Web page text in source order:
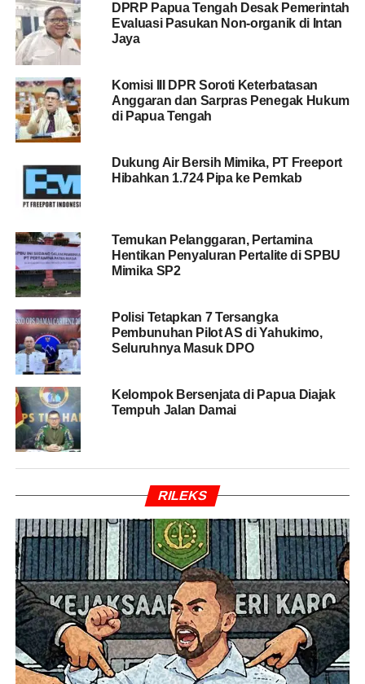
menjabat sebagai Ketua Panitia, mengungkapkan bahwa
pertemuan tingkat pimpinan telah menghasilkan
komitmen bersama yang ditandatangani oleh para
Gubernur, Wakil Gubernur, MRP, dan DPRP.
Salah satu poin krusial yang dibahas adalah peluang
revisi terhadap Undang-Undang Otsus serta aturan
turunannya, seperti Peraturan Pemerintah (PP) 106 dan
Peraturan Menteri Keuangan (PMK) Nomor 33.
BACA JUGA
Anggaran dan Sarpras Penegak Hukum di Papua
Tengah
“Ruang revisi itu diberikan kepada kita. Diharapkan
usulan perubahan ini muncul langsung dari aspirasi
asosiasi dan pemerintah daerah di Papua untuk
kemudian diusulkan ke pusat,” ujar dr. Silwanus.
Ia menekankan bahwa meski sejumlah menteri
berhalangan hadir, kehadiran perwakilan kementerian
tetap memberikan substansi yang kuat untuk
menindaklanjuti arahan Presiden dan hasil pertemuan
dengan kementerian keuangan sebelumnya.
Menutup hari pertama koordinasi, dr. Silwanus
menegaskan bahwa kunci keberhasilan Otsus ke depan
adalah kolaborasi lintas sektor.
“Kita tidak bisa jalan sendiri. Kata kuncinya adalah
kolaborasi antara pemerintah pusat dan daerah untuk
mempertajam kesepakatan teknis yang akan menjadi
pedoman pelaksanaan di lapangan,” ujarnya.
Selain mengenai regulasi, penguatan tata kelola data
DPRP Papua Tengah Desak Pemerintah
Evaluasi Pasukan Non-organik di Intan
Jaya
Komisi III DPR Soroti Keterbatasan
Anggaran dan Sarpras Penegak Hukum
di Papua Tengah
Dukung Air Bersih Mimika, PT Freeport
Hibahkan 1.724 Pipa ke Pemkab
Temukan Pelanggaran, Pertamina
Hentikan Penyaluran Pertalite di SPBU
Mimika SP2
Polisi Tetapkan 7 Tersangka
Pembunuhan Pilot AS di Yahukimo,
Seluruhnya Masuk DPO
Kelompok Bersenjata di Papua Diajak
Tempuh Jalan Damai
RILEKS